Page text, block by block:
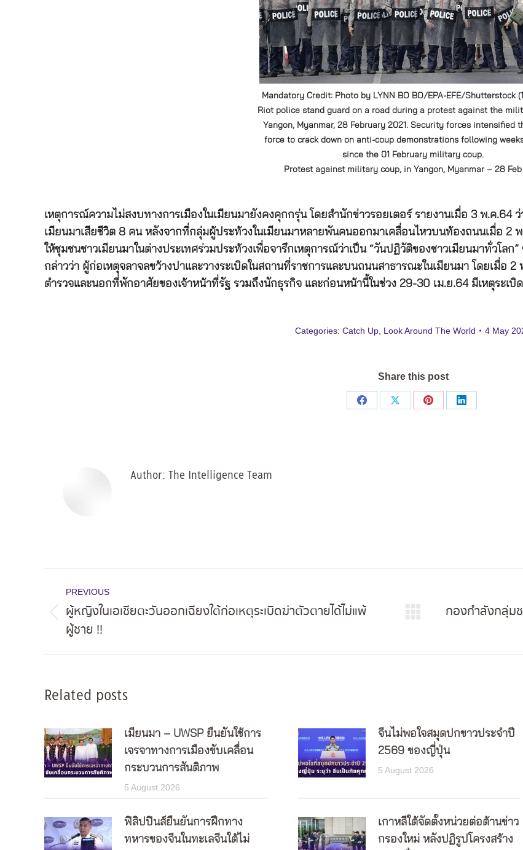
Mandatory Credit: Photo by LYNN BO BO/EPA-EFE/Shutterstock
Riot police stand guard on a road during a protest against the
Yangon, Myanmar, 28 February 2021. Security forces intensified
force to crack down on anti-coup demonstrations following
since the 01 February military coup.
Protest against military coup, in Yangon, Myanmar – 28 Feb
เหตุการณ์ความไม่สงบทางการเมืองในเมียนมายังคงคุกกรุ่น โดยสำนักข่าวรอยเตอร์ รายงานเมื่อ 3 พ.ค
เมียนมาเสียชีวิต 8 คน หลังจากที่กลุ่มผู้ประท้วงในเมียนมาหลายพันคนออกมาเคลื่อนไหวบนท้องถนนเมื่อ 2
ให้ชุมชนชาวเมียนมาในต่างประเทศร่วมประท้วงเพื่อจารึกเหตุการณ์ว่าเป็น “วันปฏิวัติของชาวเมียนมาทั่วโล
กล่าวว่า ผู้ก่อเหตุจลาจลขว้างปาและวางระเบิดในสถานที่ราชการและบนถนนสาธารณะในเมียนมา โดยเมื่อ
ตำรวจและนอกที่พักอาศัยของเจ้าหน้าที่รัฐ รวมถึงนักธุรกิจ และก่อนหน้านี้ในช่วง 29-30 เม.ย.64 มีเหตุระเบิ
Categories: Catch Up Look Around The World 4 May
Share this post
Share
Share
Share
Share
Author: The Intelligence Team
navigation
PREVIOUS
Previous
post:
ผู้หญิงในเอเชียตะวันออกเฉียงใต้ก่อเหตุระเบิดฆ่าตัวตายได้ไม่แพ้
ผู้ชาย !!
กองกำลังกลุ่ม
Related posts
เมียนมา – UWSP ยืนยันใช้การ
เจรจาทางการเมืองขับเคลื่อน
กระบวนการสันติภาพ
5 August 2026
จีนไม่พอใจสมุดปกขาวประจำปี
2569 ของญี่ปุ่น
5 August 2026
ฟิลิปปินส์ยืนยันการฝึกทาง
ทหารของจีนในทะเลจีนใต้ไม่
เกาหลีใต้จัดตั้งหน่วยต่อต้านข่าว
กรองใหม่ หลังปฏิรูปโครงสร้าง